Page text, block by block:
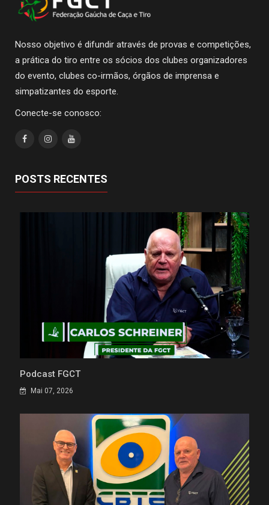
Nosso objetivo é difundir através de provas e competições,
a prática do tiro entre os sócios dos clubes organizadores
do evento, clubes co-irmãos, órgãos de imprensa e
simpatizantes do esporte.
Conecte-se conosco:
POSTS RECENTES
Podcast FGCT
Mai 07, 2026